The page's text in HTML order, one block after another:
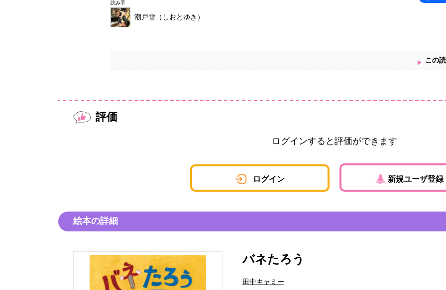
読み手
潮戸雪（しおとゆき）
この
評価
ログインすると評価ができます
ログイン 新規ユーザ登録
絵本の詳細
バネたろう
田中キャミー